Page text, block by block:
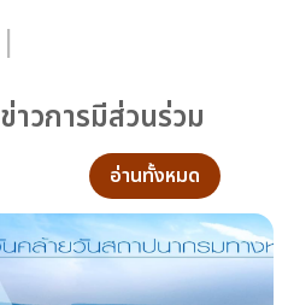
ข่าวการมีส่วนร่วม
อ่านทั้งหมด